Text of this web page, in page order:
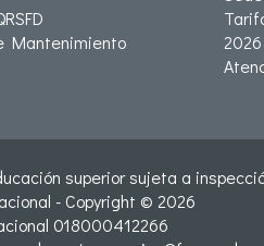
Mantenimiento
2026
superior sujeta a
- Copyright © 2026
018000412266